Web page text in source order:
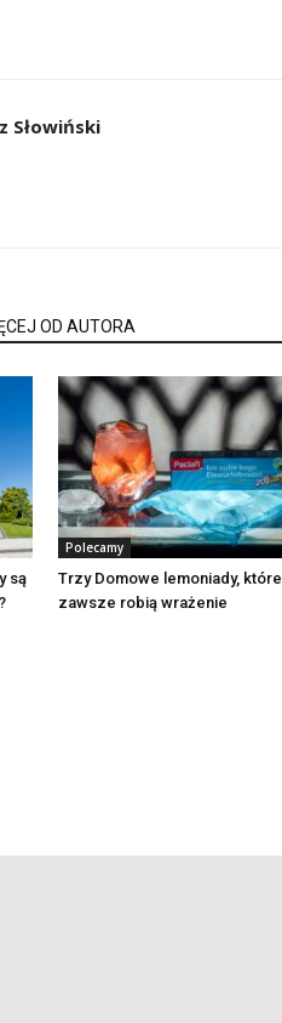
Słowiński
OD AUTORA
są
Polecamy
Trzy Domowe lemoniady, które
zawsze robią wrażenie